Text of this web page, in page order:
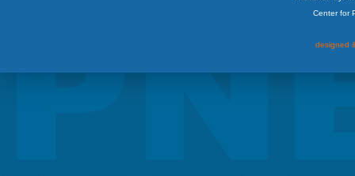
Center for
designed